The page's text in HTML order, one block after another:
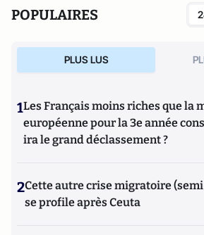
POPULAIRES
PLUS LUS
1Les Français moins riches que la
européenne pour la 3e année
ira le grand déclassement ?
2Cette autre crise migratoire
se profile après Ceuta